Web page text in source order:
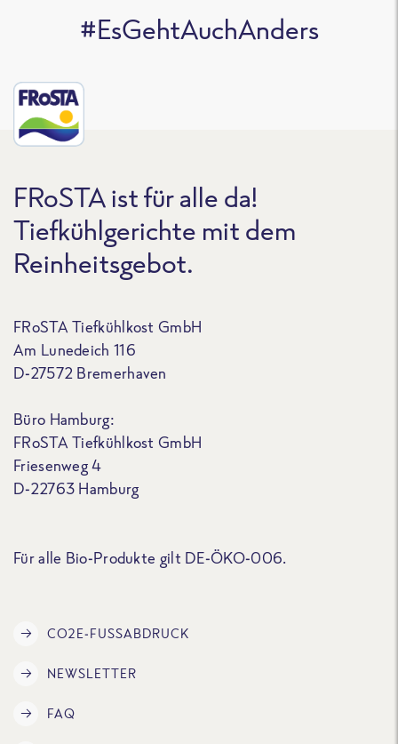
#EsGehtAuchAnders
FRoSTA ist für alle da!
Tiefkühlgerichte mit dem
Reinheitsgebot.
FRoSTA Tiefkühlkost GmbH
Am Lunedeich 116
D-27572 Bremerhaven
Büro Hamburg:
FRoSTA Tiefkühlkost GmbH
Friesenweg 4
D-22763 Hamburg
Für alle Bio-Produkte gilt DE-ÖKO-006.
CO2E-FUSSABDRUCK
NEWSLETTER
FAQ